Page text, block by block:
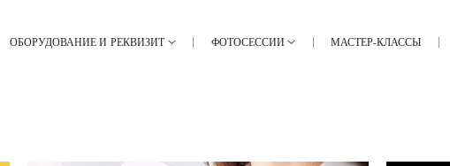
ОБОРУДОВАНИЕ И РЕКВИЗИТ ФОТОСЕССИИ МАСТЕР-КЛАССЫ